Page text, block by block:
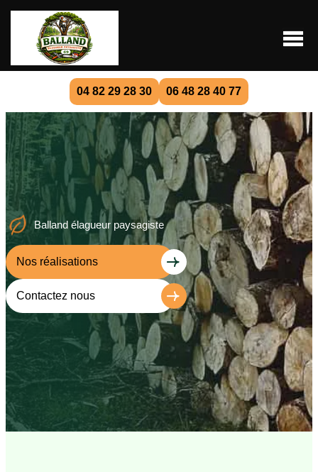
04 82 29 28 30 06 48 28 40 77
Balland élagueur paysagiste
Nos réalisations
Contactez nous